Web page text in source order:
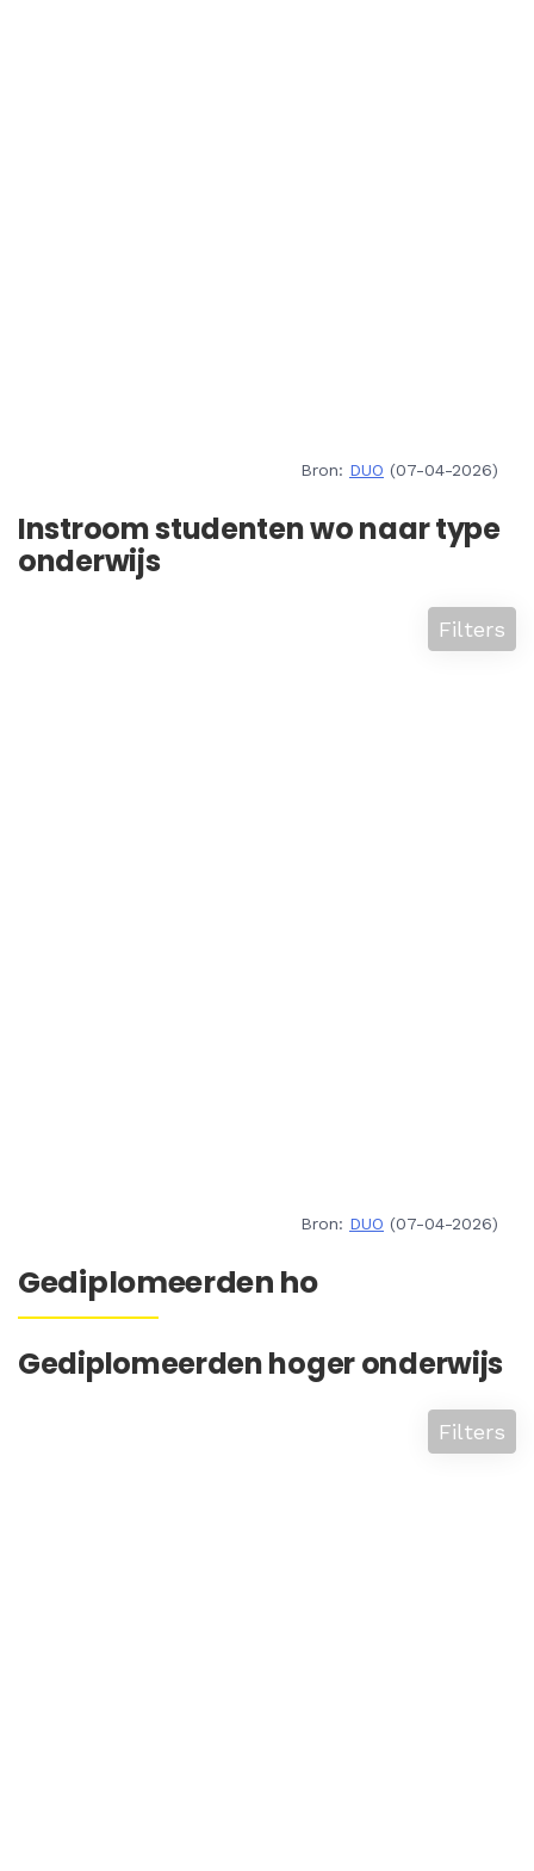
Bron: DUO (07-04-2026)
Instroom studenten wo naar type
onderwijs
Filters
Bron: DUO (07-04-2026)
Gediplomeerden ho
Gediplomeerden hoger onderwijs
Filters